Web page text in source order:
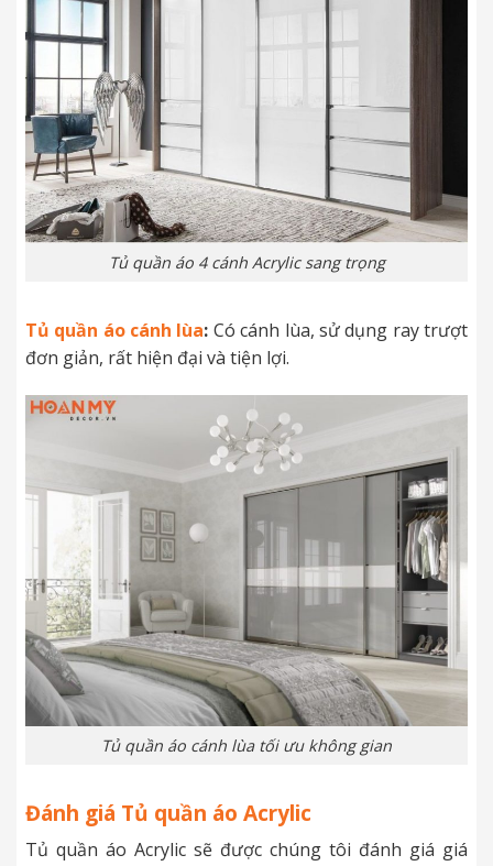
Tủ quần áo 4 cánh Acrylic sang trọng
Tủ quần áo cánh lùa: Có cánh lùa, sử dụng ray trượt
đơn giản, rất hiện đại và tiện lợi.
Tủ quần áo cánh lùa tối ưu không gian
Đánh giá Tủ quần áo Acrylic
Tủ quần áo Acrylic sẽ được chúng tôi đánh giá giá